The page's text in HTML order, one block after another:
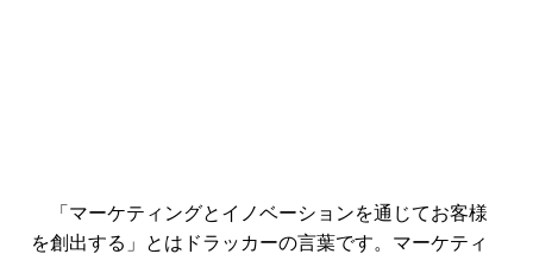
「マーケティングとイノベーションを通じてお客様
を創出する」とはドラッカーの言葉です。マーケティ